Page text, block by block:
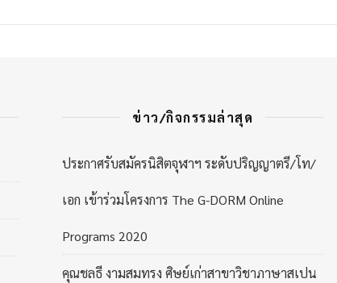
ข่าว/กิจกรรมล่าสุด
ประกาศรับสมัครนิสิตจุฬาฯ ระดับปริญญาตรี/โท/
เอก เข้าร่วมโครงการ The G-DORM Online
Programs 2020
คุณชลธี งามสมทรง ศิษย์เก่าสาขาวิชาภาษาสเปน